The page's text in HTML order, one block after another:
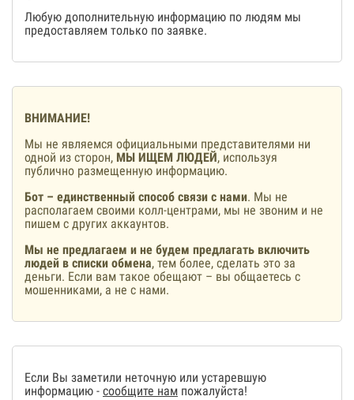
Любую дополнительную информацию по людям мы
предоставляем только по заявке.
ВНИМАНИЕ!
Мы не являемся официальными представителями ни
одной из сторон, МЫ ИЩЕМ ЛЮДЕЙ, используя
публично размещенную информацию.
Бот – единственный способ связи с нами. Мы не
располагаем своими колл-центрами, мы не звоним и не
пишем с других аккаунтов.
Мы не предлагаем и не будем предлагать включить
людей в списки обмена, тем более, сделать это за
деньги. Если вам такое обещают – вы общаетесь с
мошенниками, а не с нами.
Если Вы заметили неточную или устаревшую
информацию - сообщите нам пожалуйста!